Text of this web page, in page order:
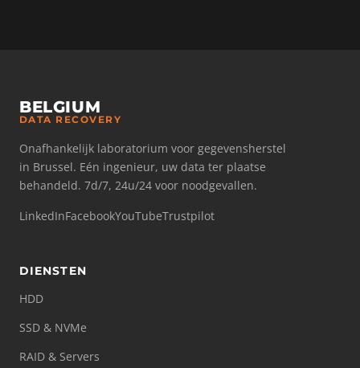
BELGIUM
DATA RECOVERY
Onafhankelijk laboratorium voor gegevensherstel
in Brussel. Eén ingenieur, uw data ter plaatse
behandeld. 7d/7, 24u/24 voor noodgevallen.
LinkedInFacebookYouTubeTrustpilot
DIENSTEN
HDD
SSD & NVMe
RAID & Servers